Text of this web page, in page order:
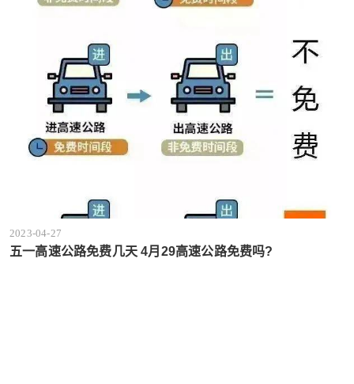
2023-04-27
五一高速公路免费几天 4月29高速公路免费吗?